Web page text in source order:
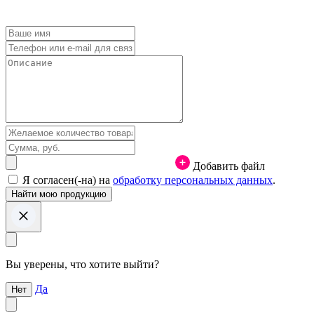
Добавить файл
Я согласен(-на) на обработку персональных данных.
Вы уверены, что хотите выйти?
Нет Да